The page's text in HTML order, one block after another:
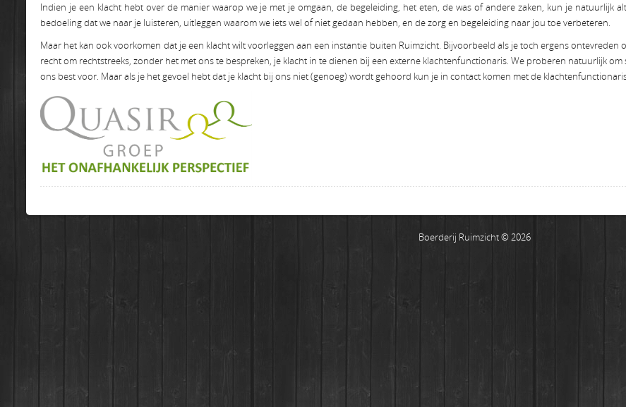
Indien je een klacht hebt over de manier waarop we je met je omgaan, de begeleiding, het eten, de was of andere zaken, kun je natuurlijk
bedoeling dat we naar je luisteren, uitleggen waarom we iets wel of niet gedaan hebben, en de zorg en begeleiding naar jou toe verbeteren.
Maar het kan ook voorkomen dat je een klacht wilt voorleggen aan een instantie buiten Ruimzicht. Bijvoorbeeld als je toch ergens
recht om rechtstreeks, zonder het met ons te bespreken, je klacht in te dienen bij een externe klachtenfunctionaris. We proberen natuurlijk
ons best voor. Maar als je het gevoel hebt dat je klacht bij ons niet (genoeg) wordt gehoord kun je in contact komen met de
Boerderij Ruimzicht © 2026